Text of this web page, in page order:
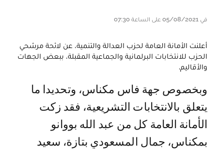
في 05/08/2021 على الساعة 07:30
أعلنت الأمانة العامة لحزب العدالة والتنمية، عن لائحة مرشحي
الحزب للانتخابات البرلمانية والجماعية المقبلة، ببعض الجهات
والأقاليم.
وبخصوص جهة فاس مكناس، وتحديدا ما
يتعلق بالانتخابات التشريعية، فقد زكت
الأمانة العامة كل من عبد الله بووانو
بمكناس، جمال المسعودي بتازة، سعيد